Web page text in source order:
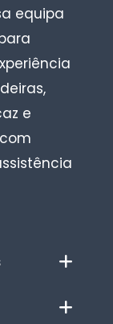
equipa
e